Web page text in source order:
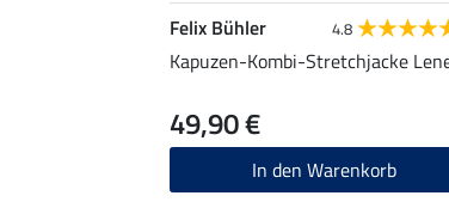
Felix Bühler 4.8
Kapuzen-Kombi-Stretchjacke
49,90 €
In den Warenkorb